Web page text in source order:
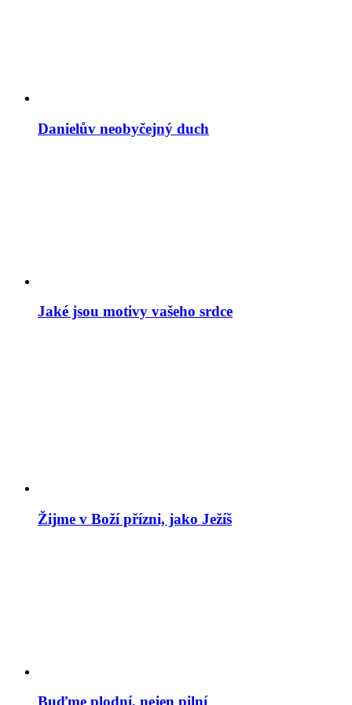
Danielův neobyčejný duch
Jaké jsou motivy vašeho srdce
Žijme v Boží přízni, jako Ježíš
Buďme plodní, nejen pilní